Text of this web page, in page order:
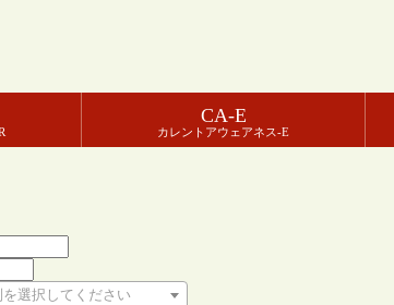
CA-E
カレントアウェアネス-E
選択してください